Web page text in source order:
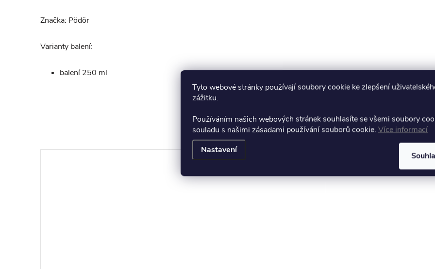
Tyto webové stránky používají soubory cookie ke zlepšení
zážitku.
Používáním našich webových stránek souhlasíte se všemi soubory
souladu s našimi zásadami používání souborů cookie. Více informací
Nastavení
Značka: Pödör
Varianty balení:
balení 250 ml
K tomuto produktu doporučujeme ještě